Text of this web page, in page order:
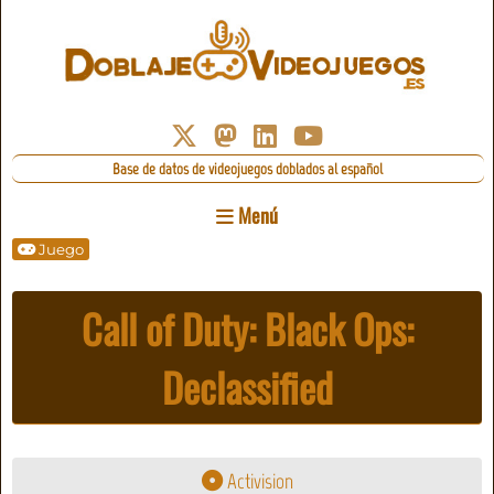
Base de datos de videojuegos doblados al español
Menú
Juego
Call of Duty: Black Ops:
Declassified
Activision